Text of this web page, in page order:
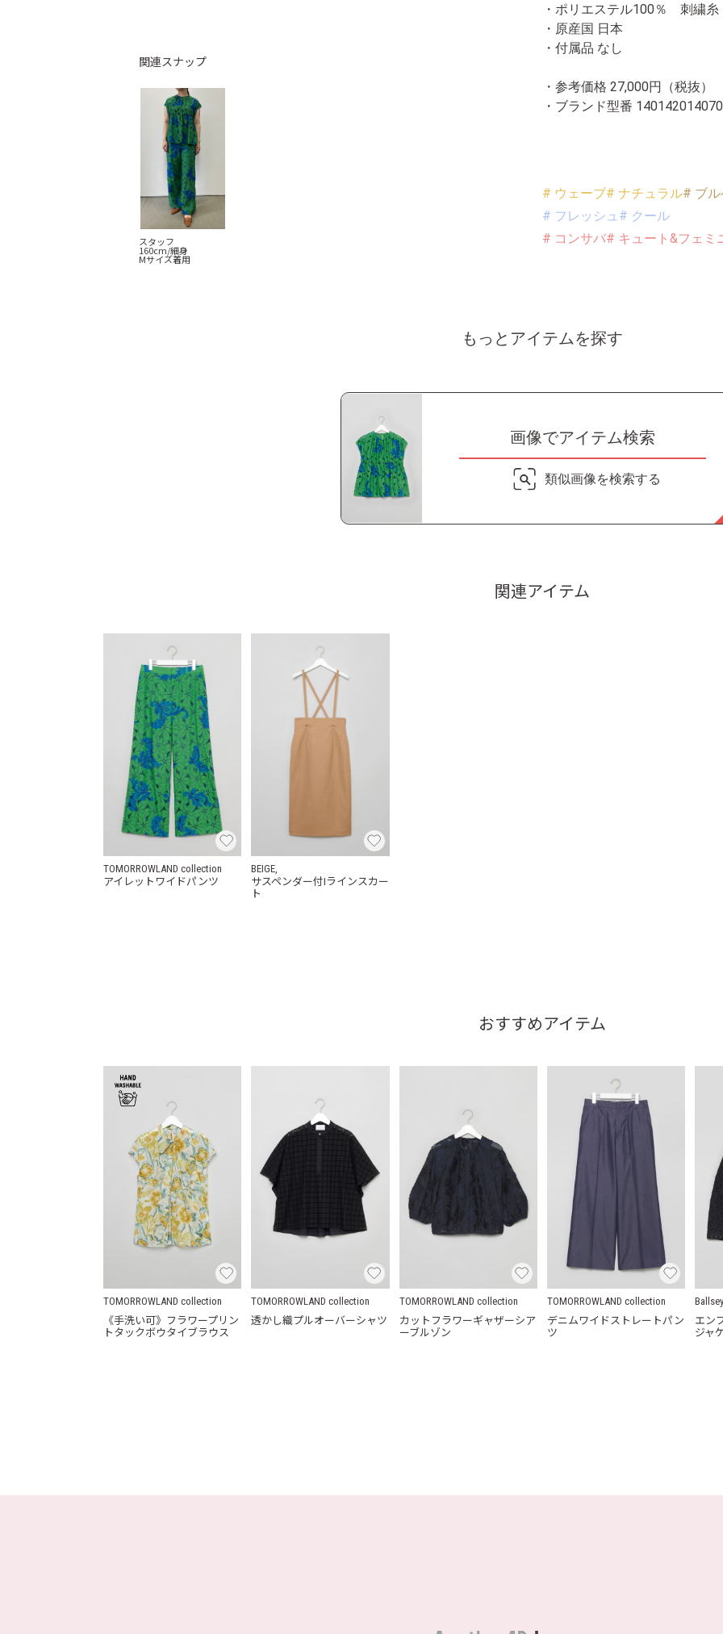
関連スナップ
スタッフ
160cm/細身
Mサイズ着用
・ポリエステル100％ 刺繍糸
・原産国 日本
・付属品 なし
・参考価格 27,000円（税抜）
・ブランド型番 140142014070
# ウェーブ# ナチュラル# ブル
# フレッシュ # クール
# コンサバ# キュート&フェミ
もっとアイテムを探す
画像でアイテム検索
類似画像を検索する
関連アイテム
TOMORROWLAND collection
アイレットワイドパンツ
BEIGE,
サスペンダー付Iラインスカー
ト
おすすめアイテム
TOMORROWLAND collection
《手洗い可》フラワープリン
トタックボウタイブラウス
TOMORROWLAND collection
透かし織プルオーバーシャツ
TOMORROWLAND collection
カットフラワーギャザーシア
ーブルゾン
TOMORROWLAND collection
デニムワイドストレートパン
ツ
Ballsey
エン
ジャ